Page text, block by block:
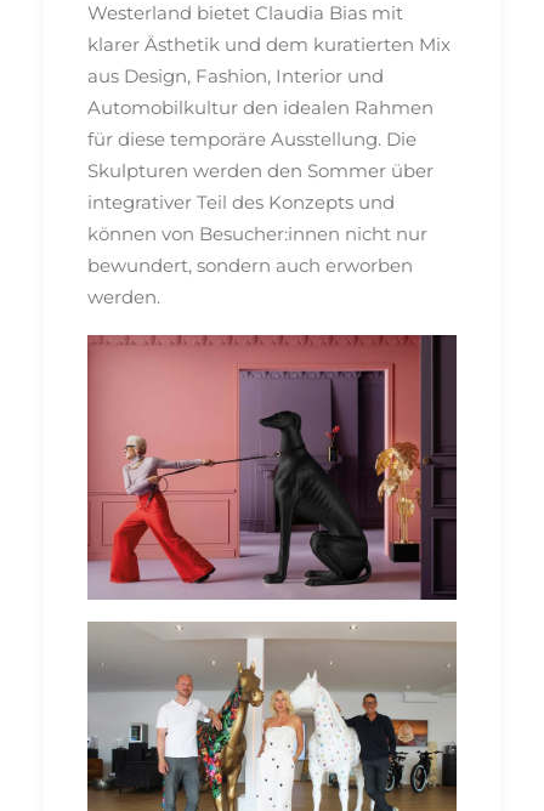
Westerland bietet Claudia Bias mit
klarer Ästhetik und dem kuratierten Mix
aus Design, Fashion, Interior und
Automobilkultur den idealen Rahmen
für diese temporäre Ausstellung. Die
Skulpturen werden den Sommer über
integrativer Teil des Konzepts und
können von Besucher:innen nicht nur
bewundert, sondern auch erworben
werden.